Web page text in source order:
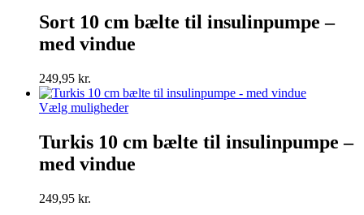
har
flere
varianter.
vælges
på
varesiden
Sort 10 cm bælte til insulinpumpe –
med vindue
249,95 kr.
Vælg mulighederDette
flere
varianter.
Turkis 10 cm bælte til insulinpumpe –
med vindue
249,95 kr.